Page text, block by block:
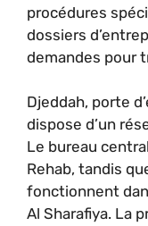
procédures
dossiers
demandes pour
Djeddah, porte
dispose d’un
Le bureau
Rehab, tandis
fonctionnent
Al Sharafiya. La